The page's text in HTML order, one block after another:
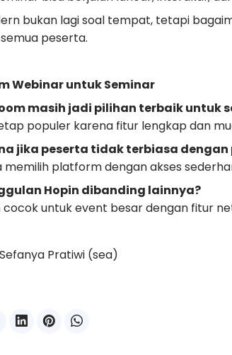
bukan lagi soal tempat, tetapi
peserta.
Webinar untuk Seminar
masih jadi pilihan terbaik untuk
populer karena fitur lengkap dan
jika peserta tidak terbiasa
memilih platform dengan akses
Hopin dibanding lainnya?
cocok untuk event besar dengan fitur
Pratiwi (sea)